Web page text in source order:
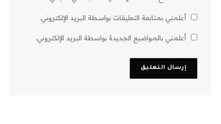
أعلمني بمتابعة التعليقات بواسطة البريد الإلكتروني.
أعلمني بالمواضيع الجديدة بواسطة البريد الإلكتروني.